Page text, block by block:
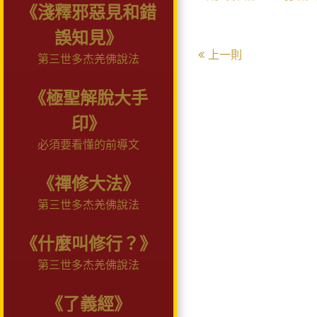
《淺釋邪惡見和錯
誤知見》
第三世多杰羌佛說法
《極聖解脫大手
印》
必須要看懂的前導文
《禪修大法》
第三世多杰羌佛說法
《什麼叫修行？》
第三世多杰羌佛說法
《了義經》
上一則